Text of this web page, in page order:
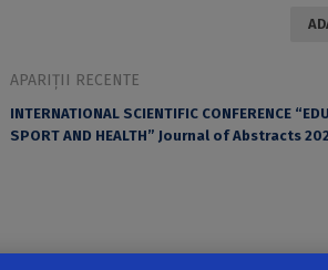
APARIȚII RECENTE
INTERNATIONAL SCIENTIFIC CONFERENCE
SPORT AND HEALTH” Journal of Abstracts